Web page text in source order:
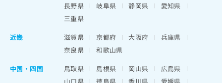
長野県
岐阜県 静岡県
愛知県
三重県
近畿
滋賀県 京都府 大阪府
兵庫県
奈良県
和歌山県
中国・四国
鳥取県 島根県 岡山県
広島県
山口県
徳島県 香川県
愛媛県